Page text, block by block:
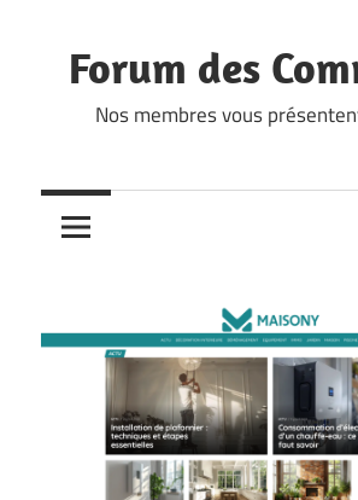
content
Forum des
Nos membres vous